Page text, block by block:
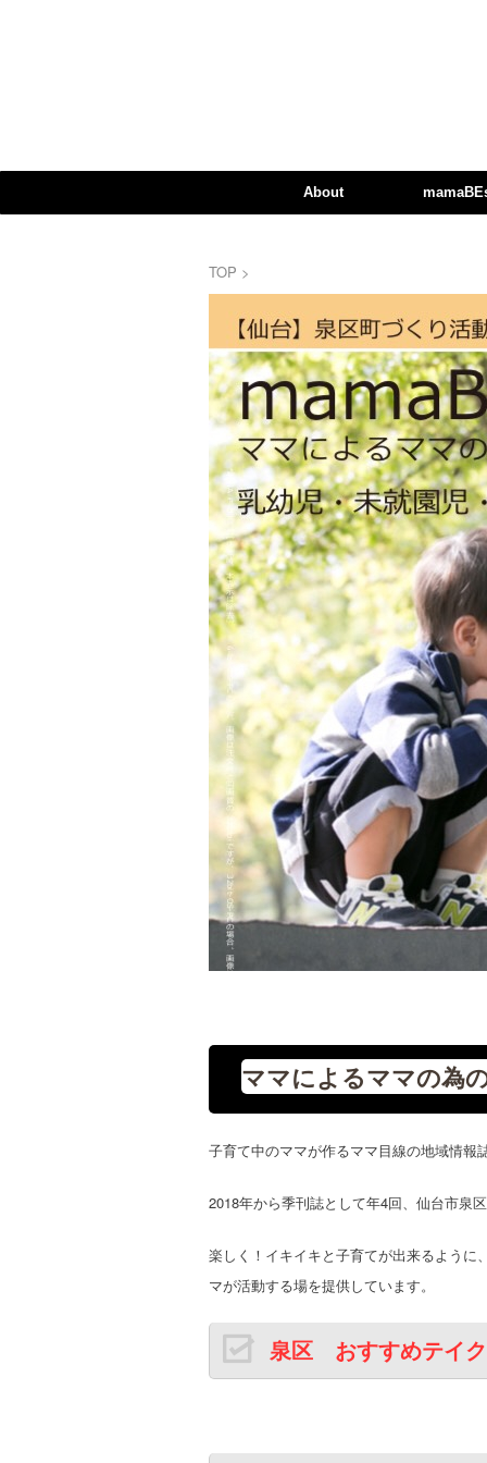
About
TOP >
ママによるママの為
子育て中のママが作るママ目線の地域情報
2018年から季刊誌として年4回、仙台市泉
楽しく！イキイキと子育てが出来るように
マが活動する場を提供しています。
泉区 おすすめテイ